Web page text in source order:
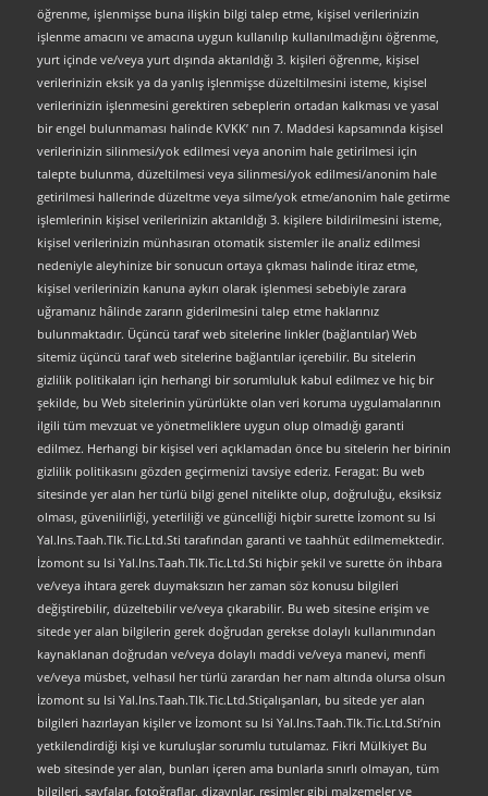
öğrenme, işlenmişse buna ilişkin bilgi talep etme, kişisel verilerinizin
işlenme amacını ve amacına uygun kullanılıp kullanılmadığını öğrenme,
yurt içinde ve/veya yurt dışında aktarıldığı 3. kişileri öğrenme, kişisel
verilerinizin eksik ya da yanlış işlenmişse düzeltilmesini isteme, kişisel
verilerinizin işlenmesini gerektiren sebeplerin ortadan kalkması ve yasal
bir engel bulunmaması halinde KVKK’ nın 7. Maddesi kapsamında kişisel
verilerinizin silinmesi/yok edilmesi veya anonim hale getirilmesi için
talepte bulunma, düzeltilmesi veya silinmesi/yok edilmesi/anonim hale
getirilmesi hallerinde düzeltme veya silme/yok etme/anonim hale getirme
işlemlerinin kişisel verilerinizin aktarıldığı 3. kişilere bildirilmesini isteme,
kişisel verilerinizin münhasıran otomatik sistemler ile analiz edilmesi
nedeniyle aleyhinize bir sonucun ortaya çıkması halinde itiraz etme,
kişisel verilerinizin kanuna aykırı olarak işlenmesi sebebiyle zarara
uğramanız hâlinde zararın giderilmesini talep etme haklarınız
bulunmaktadır. Üçüncü taraf web sitelerine linkler (bağlantılar) Web
sitemiz üçüncü taraf web sitelerine bağlantılar içerebilir. Bu sitelerin
gizlilik politikaları için herhangi bir sorumluluk kabul edilmez ve hiç bir
şekilde, bu Web sitelerinin yürürlükte olan veri koruma uygulamalarının
ilgili tüm mevzuat ve yönetmeliklere uygun olup olmadığı garanti
edilmez. Herhangi bir kişisel veri açıklamadan önce bu sitelerin her birinin
gizlilik politikasını gözden geçirmenizi tavsiye ederiz. Feragat: Bu web
sitesinde yer alan her türlü bilgi genel nitelikte olup, doğruluğu, eksiksiz
olması, güvenilirliği, yeterliliği ve güncelliği hiçbir surette İzomont su Isi
Yal.Ins.Taah.Tlk.Tic.Ltd.Sti tarafından garanti ve taahhüt edilmemektedir.
İzomont su Isi Yal.Ins.Taah.Tlk.Tic.Ltd.Sti hiçbir şekil ve surette ön ihbara
ve/veya ihtara gerek duymaksızın her zaman söz konusu bilgileri
değiştirebilir, düzeltebilir ve/veya çıkarabilir. Bu web sitesine erişim ve
sitede yer alan bilgilerin gerek doğrudan gerekse dolaylı kullanımından
kaynaklanan doğrudan ve/veya dolaylı maddi ve/veya manevi, menfi
ve/veya müsbet, velhasıl her türlü zarardan her nam altında olursa olsun
İzomont su Isi Yal.Ins.Taah.Tlk.Tic.Ltd.Stiçalışanları, bu sitede yer alan
bilgileri hazırlayan kişiler ve İzomont su Isi Yal.Ins.Taah.Tlk.Tic.Ltd.Sti’nin
yetkilendirdiği kişi ve kuruluşlar sorumlu tutulamaz. Fikri Mülkiyet Bu
web sitesinde yer alan, bunları içeren ama bunlarla sınırlı olmayan, tüm
bilgileri, sayfalar, fotoğraflar, dizaynlar, resimler gibi malzemeler ve